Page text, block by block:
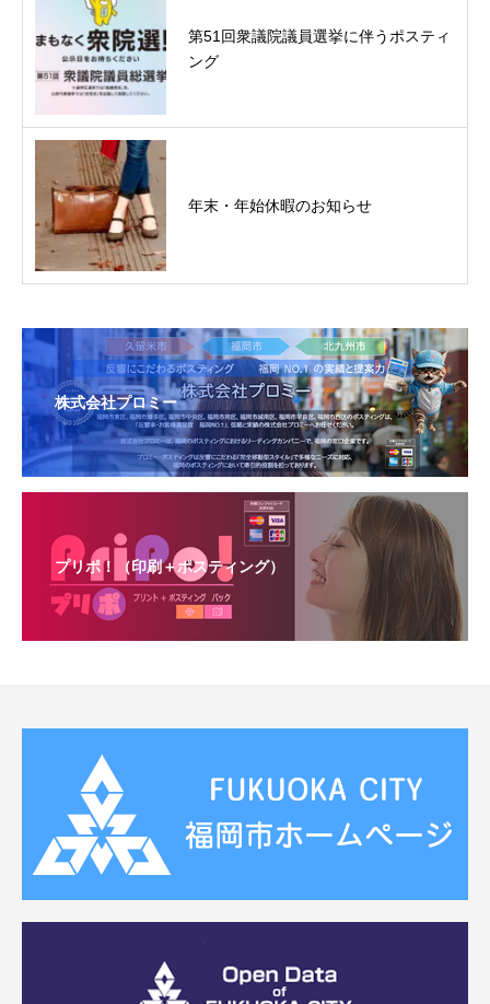
第51回衆議院議員選挙に伴うポスティ
ング
年末・年始休暇のお知らせ
株式会社プロミー
プリポ！（印刷＋ポスティング）